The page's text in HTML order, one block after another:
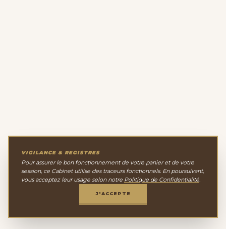
VIGILANCE & REGISTRES
Pour assurer le bon fonctionnement de votre panier et de votre
session, ce Cabinet utilise des traceurs fonctionnels. En poursuivant,
vous acceptez leur usage selon notre Politique de Confidentialité.
J'ACCEPTE